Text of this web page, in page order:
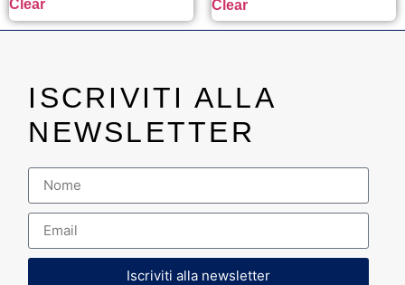
Clear Clear
ISCRIVITI ALLA
NEWSLETTER
Iscriviti alla newsletter